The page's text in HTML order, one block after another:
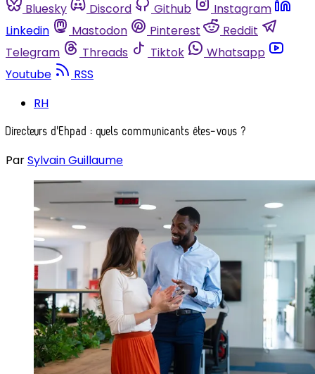
Bluesky
Discord Github
Instagram
Linkedin
Mastodon Pinterest
Reddit
Telegram
Threads Tiktok
Whatsapp
Youtube
RSS
RH
Directeurs d'Ehpad : quels communicants êtes-vous ?
ParSylvain Guillaume